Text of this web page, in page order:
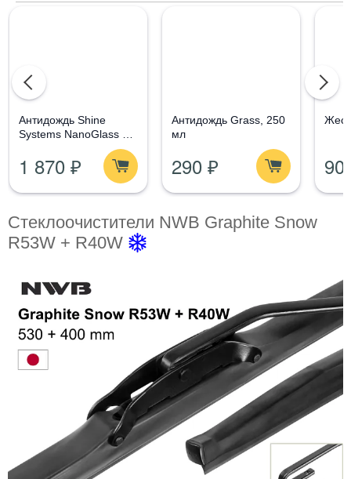
Aнтидождь Shine
Systems NanoGlass Kit
- Набор по уходу за
стеклом
1 870 ₽
Антидождь Grass, 250
мл
290 ₽ 90
Стеклоочистители NWB Graphite Snow
R53W + R40W